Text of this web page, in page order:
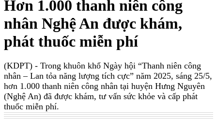
Hơn 1.000 thanh niên công
nhân Nghệ An được khám,
phát thuốc miễn phí
(KDPT) - Trong khuôn khổ Ngày hội “Thanh niên công
nhân – Lan tỏa năng lượng tích cực” năm 2025, sáng 25/5,
hơn 1.000 thanh niên công nhân tại huyện Hưng Nguyên
(Nghệ An) đã được khám, tư vấn sức khỏe và cấp phát
thuốc miễn phí.